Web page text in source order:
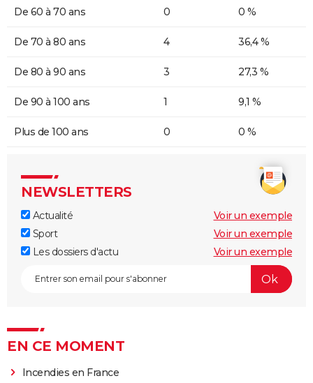
De 60 à 70 ans 0 0 %
De 70 à 80 ans 4 36,4 %
De 80 à 90 ans 3 27,3 %
De 90 à 100 ans 1 9,1 %
Plus de 100 ans 0 0 %
NEWSLETTERS
Actualité
Voir un exemple
Sport
Voir un exemple
Les dossiers d'actu
Voir un exemple
EN CE MOMENT
Incendies en France